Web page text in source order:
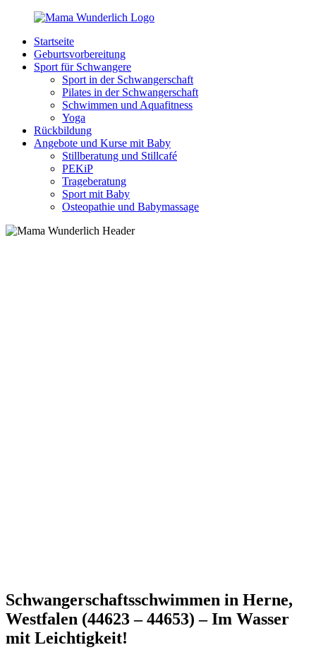
Zurück
Inhalt
MamaWunderlich.de
Mutti
sein
wunderbar!
Startseite
Geburtsvorbereitung
Sport für Schwangere
Sport in der Schwangerschaft
Pilates in der Schwangerschaft
Schwimmen und Aquafitness
Yoga
Rückbildung
Angebote und Kurse mit Baby
Stillberatung und Stillcafé
PEKiP
Trageberatung
Sport mit Baby
Osteopathie und Babymassage
Schwangerschaftsschwimmen in Herne,
Westfalen (44623 – 44653) – Im Wasser
mit Leichtigkeit!